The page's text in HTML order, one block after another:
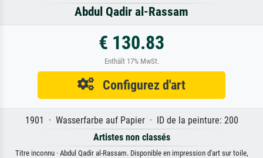
Abdul Qadir al-Rassam
€ 130.83
Enthält 17% MwSt.
Configurez d'art
1901 · Wasserfarbe auf Papier · ID de la peinture: 200
Artistes non classés
Titre inconnu · Abdul Qadir al-Rassam. Disponible en impression d'art sur toile,